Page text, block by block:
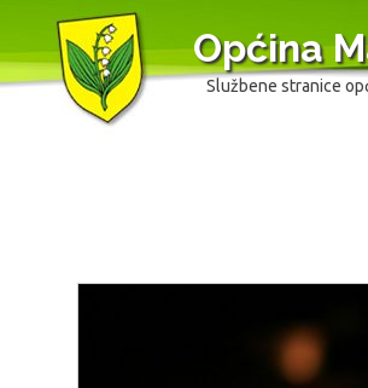
Općina
Službene stranice